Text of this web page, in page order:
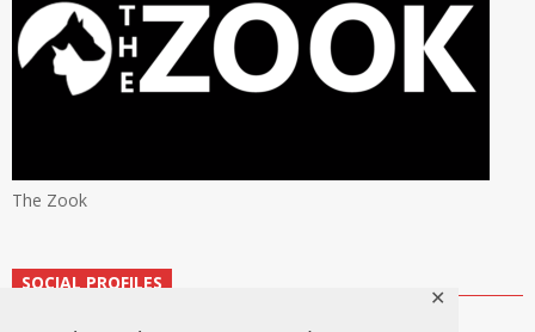
✕
The Zook
SOCIAL PROFILES